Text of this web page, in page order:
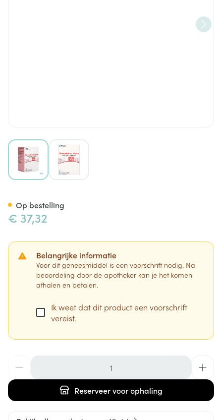
View larger imageView larger image
€ 37,32
Belangrijke informatie
Voor dit geneesmiddel is een voorschrift nodig. Na
beoordeling door de apotheker kan je het komen
afhalen en betalen.
Ik weet dat dit product een voorschrift
vereist.
Reserveervoor ophaling
Op bestelling